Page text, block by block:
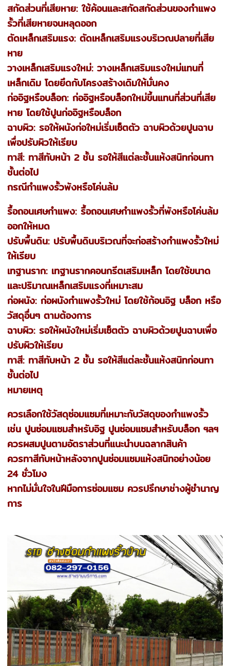
สกัดส่วนที่เสียหาย: ใช้ค้อนและสกัดสกัดส่วนของกำแพง
รั้วที่เสียหายจนหลุดออก
ตัดเหล็กเสริมแรง: ตัดเหล็กเสริมแรงบริเวณปลายที่เสีย
หาย
วางเหล็กเสริมแรงใหม่: วางเหล็กเสริมแรงใหม่แทนที่
เหล็กเดิม โดยยึดกับโครงสร้างเดิมให้มั่นคง
ก่ออิฐหรือบล็อก: ก่ออิฐหรือบล็อกใหม่ขึ้นแทนที่ส่วนที่เสีย
หาย โดยใช้ปูนก่ออิฐหรือบล็อก
ฉาบผิว: รอให้ผนังก่อใหม่เริ่มเซ็ตตัว ฉาบผิวด้วยปูนฉาบ
เพื่อปรับผิวให้เรียบ
ทาสี: ทาสีทับหน้า 2 ชั้น รอให้สีแต่ละชั้นแห้งสนิทก่อนทา
ชั้นต่อไป
กรณีกำแพงรั้วพังหรือโค่นล้ม
รื้อถอนเศษกำแพง: รื้อถอนเศษกำแพงรั้วที่พังหรือโค่นล้ม
ออกให้หมด
ปรับพื้นดิน: ปรับพื้นดินบริเวณที่จะก่อสร้างกำแพงรั้วใหม่
ให้เรียบ
เทฐานราก: เทฐานรากคอนกรีตเสริมเหล็ก โดยใช้ขนาด
และปริมาณเหล็กเสริมแรงที่เหมาะสม
ก่อผนัง: ก่อผนังกำแพงรั้วใหม่ โดยใช้ก้อนอิฐ บล็อก หรือ
วัสดุอื่นๆ ตามต้องการ
ฉาบผิว: รอให้ผนังใหม่เริ่มเซ็ตตัว ฉาบผิวด้วยปูนฉาบเพื่อ
ปรับผิวให้เรียบ
ทาสี: ทาสีทับหน้า 2 ชั้น รอให้สีแต่ละชั้นแห้งสนิทก่อนทา
ชั้นต่อไป
หมายเหตุ
ควรเลือกใช้วัสดุซ่อมแซมที่เหมาะกับวัสดุของกำแพงรั้ว
เช่น ปูนซ่อมแซมสำหรับอิฐ ปูนซ่อมแซมสำหรับบล็อก ฯลฯ
ควรผสมปูนตามอัตราส่วนที่แนะนำบนฉลากสินค้า
ควรทาสีทับหน้าหลังจากปูนซ่อมแซมแห้งสนิทอย่างน้อย
24 ชั่วโมง
หากไม่มั่นใจในฝีมือการซ่อมแซม ควรปรึกษาช่างผู้ชำนาญ
การ